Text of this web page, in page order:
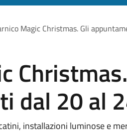
Magic Christmas. Gli
dal 20 al
installazioni luminose e